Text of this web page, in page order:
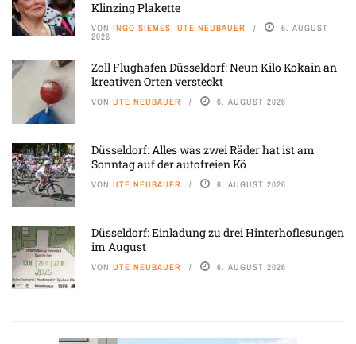
Klinzing Plakette
VON INGO SIEMES, UTE NEUBAUER 6. AUGUST
2026
Zoll Flughafen Düsseldorf: Neun Kilo Kokain an
kreativen Orten versteckt
VON UTE NEUBAUER 6. AUGUST 2026
Düsseldorf: Alles was zwei Räder hat ist am
Sonntag auf der autofreien Kö
VON UTE NEUBAUER 6. AUGUST 2026
Düsseldorf: Einladung zu drei Hinterhoflesungen
im August
VON UTE NEUBAUER 6. AUGUST 2026